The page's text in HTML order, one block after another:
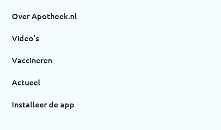
Over Apotheek.nl
Video's
Vaccineren
Actueel
Installeer de app